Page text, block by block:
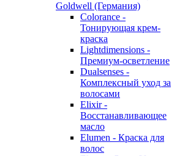
Goldwell (Германия)
Colorance -
Тонирующая крем-
краска
Lightdimensions -
Премиум-осветление
Dualsenses -
Комплексный уход за
волосами
Elixir -
Восстанавливающее
масло
Elumen - Краска для
волос